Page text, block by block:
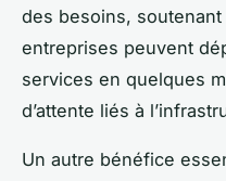
des besoins, soutenant
entreprises peuvent
services en quelques
d’attente liés à
Un autre bénéfice